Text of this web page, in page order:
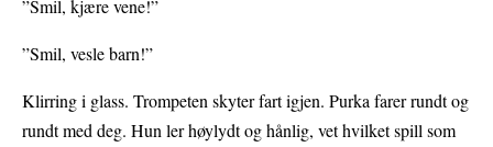
”Smil, kjære vene!”
”Smil, vesle barn!”
Klirring i glass. Trompeten skyter fart igjen. Purka farer rundt og
rundt med deg. Hun ler høylydt og hånlig, vet hvilket spill som